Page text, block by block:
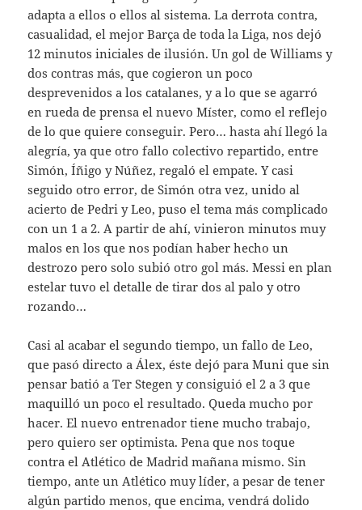
adapta a ellos o ellos al sistema. La derrota contra,
casualidad, el mejor Barça de toda la Liga, nos dejó
12 minutos iniciales de ilusión. Un gol de Williams y
dos contras más, que cogieron un poco
desprevenidos a los catalanes, y a lo que se agarró
en rueda de prensa el nuevo Míster, como el reflejo
de lo que quiere conseguir. Pero… hasta ahí llegó la
alegría, ya que otro fallo colectivo repartido, entre
Simón, Íñigo y Núñez, regaló el empate. Y casi
seguido otro error, de Simón otra vez, unido al
acierto de Pedri y Leo, puso el tema más complicado
con un 1 a 2. A partir de ahí, vinieron minutos muy
malos en los que nos podían haber hecho un
destrozo pero solo subió otro gol más. Messi en plan
estelar tuvo el detalle de tirar dos al palo y otro
rozando…
Casi al acabar el segundo tiempo, un fallo de Leo,
que pasó directo a Álex, éste dejó para Muni que sin
pensar batió a Ter Stegen y consiguió el 2 a 3 que
maquilló un poco el resultado. Queda mucho por
hacer. El nuevo entrenador tiene mucho trabajo,
pero quiero ser optimista. Pena que nos toque
contra el Atlético de Madrid mañana mismo. Sin
tiempo, ante un Atlético muy líder, a pesar de tener
algún partido menos, que encima, vendrá dolido